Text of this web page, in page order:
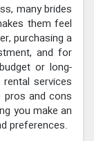
many brides
them feel
purchasing a
and for
or long-
services
pros and cons
you make an
preferences.